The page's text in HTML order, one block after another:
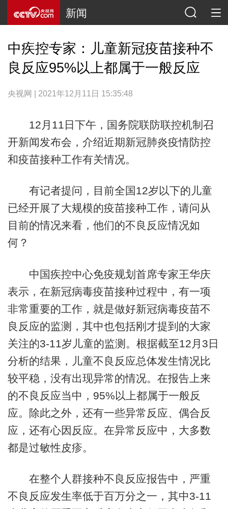
新闻
中疾控专家：儿童新冠疫苗接种不
良反应95%以上都属于一般反应
央视网 | 2021年12月11日 15:35:48
12月11日下午，国务院联防联控机制召
开新闻发布会，介绍近期新冠肺炎疫情防控
和疫苗接种工作有关情况。
有记者提问，目前全国12岁以下的儿童
已经开展了大规模的疫苗接种工作，请问从
目前的情况来看，他们的不良反应情况如
何？
中国疾控中心免疫规划首席专家王华庆
表示，在新冠病毒疫苗接种过程中，有一项
非常重要的工作，就是做好新冠病毒疫苗不
良反应的监测，其中也包括刚才提到的大家
关注的3-11岁儿童的监测。根据截至12月3日
分析的结果，儿童不良反应总体发生情况比
较平稳，没有出现异常的情况。在报告上来
的不良反应当中，95%以上都属于一般反
应。除此之外，还有一些异常反应、偶合反
应，还有心因反应。在异常反应中，大多数
都是过敏性皮疹。
在整个人群接种不良反应报告中，严重
不良反应发生率低于百万分之一，其中3-11